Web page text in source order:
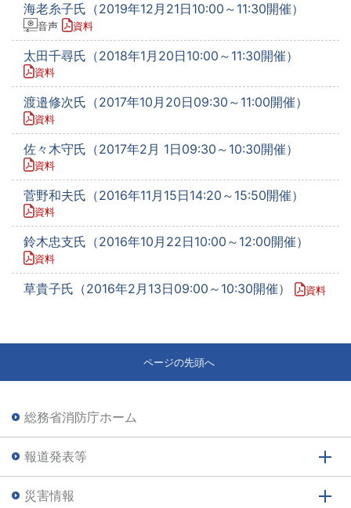
海老糸子氏（2019年12月21日10:00～11:30開催）
音声 資料
太田千尋氏（2018年1月20日10:00～11:30開催）
資料
渡邉修次氏（2017年10月20日09:30～11:00開催）
資料
佐々木守氏（2017年2月 1日09:30～10:30開催）
資料
菅野和夫氏（2016年11月15日14:20～15:50開催）
資料
鈴木忠支氏（2016年10月22日10:00～12:00開催）
資料
草貴子氏（2016年2月13日09:00～10:30開催） 資料
ページの先頭へ
総務省消防庁ホーム
報道発表等
災害情報